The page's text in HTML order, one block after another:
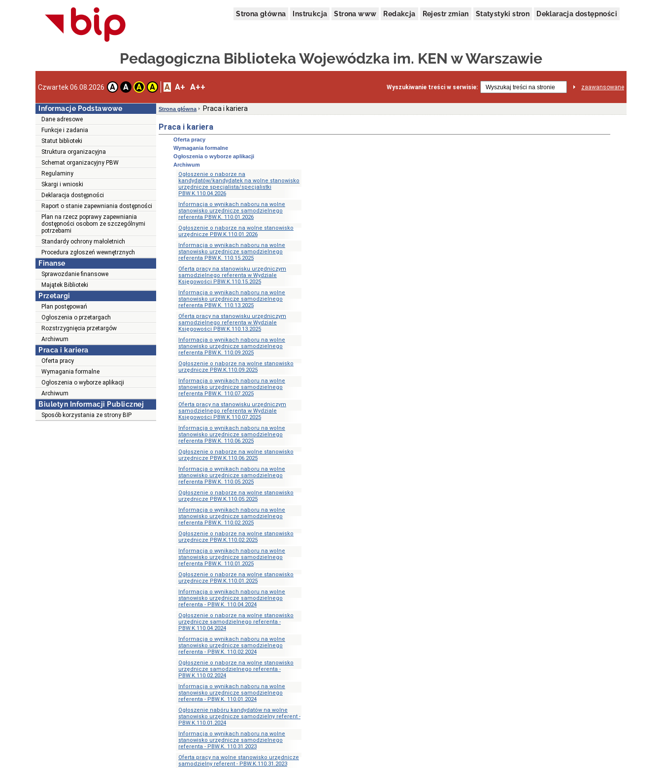
Strona główna Instrukcja Strona www Redakcja Rejestr zmian Statystyki stron Deklaracja dostępności
Pedagogiczna Biblioteka Wojewódzka im. KEN w Warszawie
Czwartek 06.08.2026 A A A A A A+ A++ Wyszukiwanie treści w serwisie: zaawansowane
Informacje Podstawowe
Dane adresowe
Funkcje i zadania
Statut biblioteki
Struktura organizacyjna
Schemat organizacyjny PBW
Regulaminy
Skargi i wnioski
Deklaracja dostępności
Raport o stanie zapewniania dostępności
Plan na rzecz poprawy zapewniania
dostępności osobom ze szczególnymi
potrzebami
Standardy ochrony małoletnich
Procedura zgłoszeń wewnętrznych
Finanse
Sprawozdanie finansowe
Majątek Biblioteki
Przetargi
Plan postępowań
Ogłoszenia o przetargach
Rozstrzygnięcia przetargów
Archiwum
Praca i kariera
Oferta pracy
Wymagania formalne
Ogłoszenia o wyborze aplikacji
Archiwum
Biuletyn Informacji Publicznej
Sposób korzystania ze strony BIP
Strona główna Praca i kariera
Praca i kariera
Oferta pracy
Wymagania formalne
Ogłoszenia o wyborze aplikacji
Archiwum
Ogłoszenie o naborze na
kandydatów/kandydatek na wolne stanowisko
urzędnicze specjalista/specjalistki
PBW.K.110.04.2026
Informacja o wynikach naboru na wolne
stanowisko urzędnicze samodzielnego
referenta PBW.K. 110.01.2026
Ogłoszenie o naborze na wolne stanowisko
urzędnicze PBW.K.110.01.2026
Informacja o wynikach naboru na wolne
stanowisko urzędnicze samodzielnego
referenta PBW.K. 110.15.2025
Oferta pracy na stanowisku urzędniczym
samodzielnego referenta w Wydziale
Księgowości PBW.K.110.15.2025
Informacja o wynikach naboru na wolne
stanowisko urzędnicze samodzielnego
referenta PBW.K. 110.13.2025
Oferta pracy na stanowisku urzędniczym
samodzielnego referenta w Wydziale
Księgowości PBW.K.110.13.2025
Informacja o wynikach naboru na wolne
stanowisko urzędnicze samodzielnego
referenta PBW.K. 110.09.2025
Ogłoszenie o naborze na wolne stanowisko
urzędnicze PBW.K.110.09.2025
Informacja o wynikach naboru na wolne
stanowisko urzędnicze samodzielnego
referenta PBW.K. 110.07.2025
Oferta pracy na stanowisku urzędniczym
samodzielnego referenta w Wydziale
Księgowości PBW.K.110.07.2025
Informacja o wynikach naboru na wolne
stanowisko urzędnicze samodzielnego
referenta PBW.K. 110.06.2025
Ogłoszenie o naborze na wolne stanowisko
urzędnicze PBW.K.110.06.2025
Informacja o wynikach naboru na wolne
stanowisko urzędnicze samodzielnego
referenta PBW.K. 110.05.2025
Ogłoszenie o naborze na wolne stanowisko
urzędnicze PBW.K.110.05.2025
Informacja o wynikach naboru na wolne
stanowisko urzędnicze samodzielnego
referenta PBW.K. 110.02.2025
Ogłoszenie o naborze na wolne stanowisko
urzędnicze PBW.K.110.02.2025
Informacja o wynikach naboru na wolne
stanowisko urzędnicze samodzielnego
referenta PBW.K. 110.01.2025
Ogłoszenie o naborze na wolne stanowisko
urzędnicze PBW.K.110.01.2025
Informacja o wynikach naboru na wolne
stanowisko urzędnicze samodzielnego
referenta - PBW.K. 110.04.2024
Ogłoszenie o naborze na wolne stanowisko
urzędnicze samodzielnego referenta -
PBW.K.110.04.2024
Informacja o wynikach naboru na wolne
stanowisko urzędnicze samodzielnego
referenta - PBW.K. 110.02.2024
Ogłoszenie o naborze na wolne stanowisko
urzędnicze samodzielnego referenta -
PBW.K.110.02.2024
Informacja o wynikach naboru na wolne
stanowisko urzędnicze samodzielnego
referenta - PBW.K. 110.01.2024
Ogłoszenie nabóru kandydatów na wolne
stanowisko urzędnicze samodzielny referent -
PBW.K.110.01.2024
Informacja o wynikach naboru na wolne
stanowisko urzędnicze samodzielnego
referenta - PBW.K. 110.31.2023
Oferta pracy na wolne stanowisko urzędnicze
samodzielny referent - PBW.K.110.31.2023